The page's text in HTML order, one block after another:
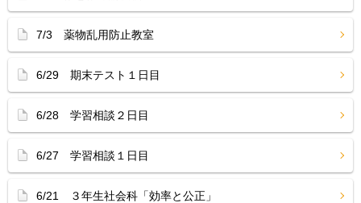
7/3 薬物乱用防止教室
6/29 期末テスト１日目
6/28 学習相談２日目
6/27 学習相談１日目
6/21 ３年生社会科「効率と公正」